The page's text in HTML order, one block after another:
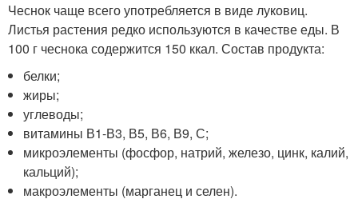
Чеснок чаще всего употребляется в виде луковиц.
Листья растения редко используются в качестве еды. В
100 г чеснока содержится 150 ккал. Состав продукта:
белки;
жиры;
углеводы;
витамины В1-В3, В5, В6, В9, С;
микроэлементы (фосфор, натрий, железо, цинк, калий,
кальций);
макроэлементы (марганец и селен).